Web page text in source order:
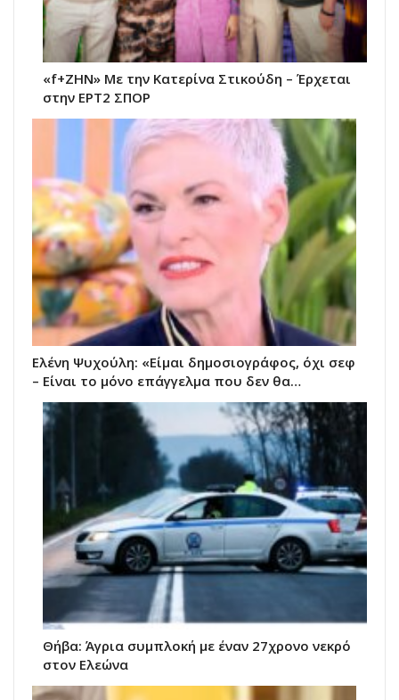
«f+ΖΗΝ» Με την Κατερίνα Στικούδη – Έρχεται
στην ΕΡΤ2 ΣΠΟΡ
Ελένη Ψυχούλη: «Είμαι δημοσιογράφος, όχι σεφ
– Είναι το μόνο επάγγελμα που δεν θα…
Θήβα: Άγρια συμπλοκή με έναν 27χρονο νεκρό
στον Ελεώνα